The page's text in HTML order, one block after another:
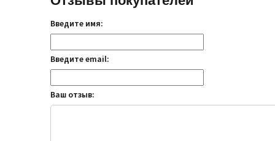
Введите имя:
Введите email:
Ваш отзыв: